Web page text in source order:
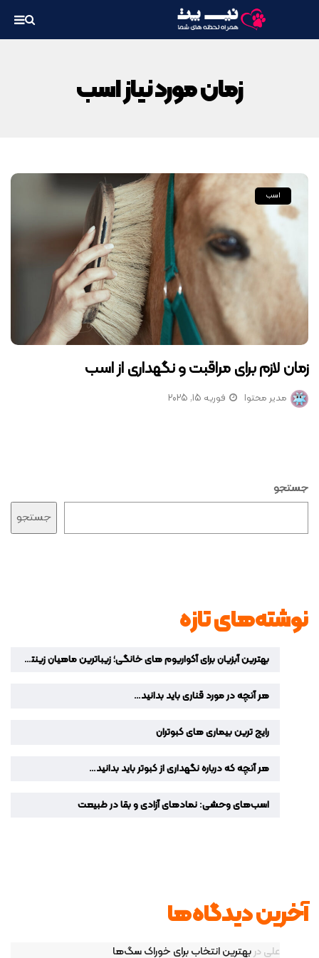
زمان مورد نیاز اسب
اسب
زمان لازم برای مراقبت و نگهداری از اسب
مدیر محتوا فوریه 15, 2025
جستجو
جستجو
نوشته‌های تازه
بهترین آبزیان برای آکواریوم‌ های خانگی؛ زیباترین ماهیان زینتی برای دکوراسیون منزل
هر آنچه در مورد قناری باید بدانید…
رایج ترین بیماری های کبوتران
هر آنچه که درباره نگهداری از کبوتر باید بدانید…
اسب‌های وحشی: نمادهای آزادی و بقا در طبیعت
آخرین دیدگاه‌ها
علی دربهترین انتخاب برای خوراک سگ‌ها